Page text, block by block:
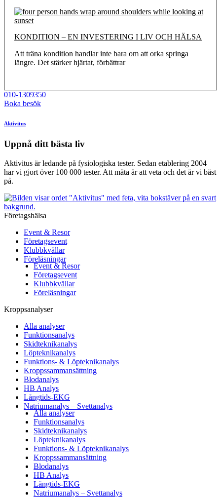
KONDITION – EN INVESTERING I LIV OCH HÄLSA
Att träna kondition handlar inte bara om att orka springa
längre. Det stärker hjärtat, förbättrar
010-1309350
Boka besök
Aktivitus
Uppnå ditt bästa liv
Aktivitus är ledande på fysiologiska tester. Sedan etablering 2004
har vi gjort över 100 000 tester. Att mäta är att veta och det är vi bäst
på.
Företagshälsa
Event & Resor
Företagsevent
Klubbkvällar
Föreläsningar
Event & Resor
Företagsevent
Klubbkvällar
Föreläsningar
Kroppsanalyser
Alla analyser
Funktionsanalys
Skidteknikanalys
Löpteknikanalys
Funktions- & Löpteknikanalys
Kroppssammansättning
Blodanalys
HB Analys
Långtids-EKG
Natriumanalys – Svettanalys
Alla analyser
Funktionsanalys
Skidteknikanalys
Löpteknikanalys
Funktions- & Löpteknikanalys
Kroppssammansättning
Blodanalys
HB Analys
Långtids-EKG
Natriumanalys – Svettanalys